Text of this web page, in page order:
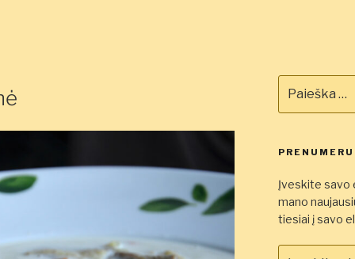
Įveskite savo
mano
tiesiai į savo